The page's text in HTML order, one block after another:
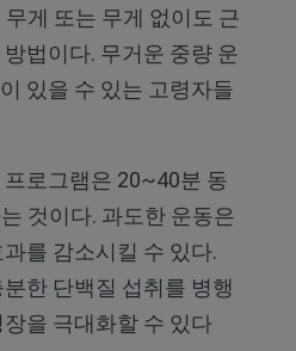
무게 또는 무게 없이도 근
법이다. 무거운 중량 운
있을 수 있는 고령자들
로그램은 20~40분 동
것이다. 과도한 운동은
를 감소시킬 수 있다.
한 단백질 섭취를 병행
을 극대화할 수 있다